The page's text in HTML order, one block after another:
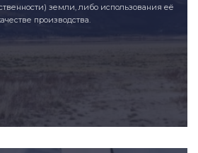
земли, либо использования её
производства.